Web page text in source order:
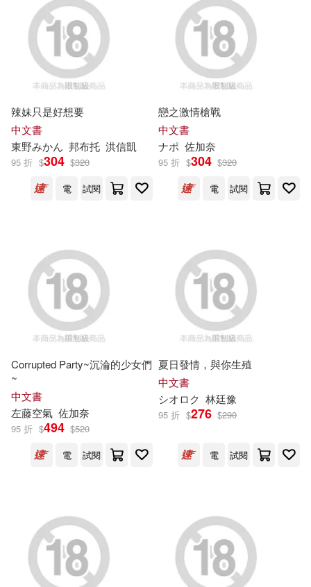
李曼．法蘭克．包姆(8)
牛頓出版股份有限公司編(8)
種乃なかみ(8)
莫里斯．梅特林克(8)
陳建安(8)
世一文化事業股份有限公司(7)
中信銀行股份有限公司(7)
中國交通建設股份有限公司(7)
人民交通出版社股份有限公司，北
京巔峰旅圖文化傳播中心(7)
北京天正軟件股份有限公司(7)
台灣糖業股份有限公司(7)
新傳媒股份有限公司(5)
明日工作室(5) 法律出版社(5)
華中科技大學出版社(5)
華東師範大學出版社(5)
農業部農村發展及水土保持署(5)
連環畫出版社(5) 采實文化(5)
中國商業出版社(4)
中國旅游出版社(4)
人民出版社(4) 光華畫報(4)
全華圖書(4)
辣妹只是好想要
中文書
東野みかん 邦布托 洪信凱
95 折 $304 $320
電
試閱
戀之激情槍戰
中文書
ナポ 佐加奈
95 折 $304 $320
電
試閱
Corrupted Party~沉淪的少女們
~
中文書
左藤空氣 佐加奈
95 折 $494 $520
電
試閱
夏日發情，與你生殖
中文書
シオロク 林廷豫
95 折 $276 $290
電 試閱